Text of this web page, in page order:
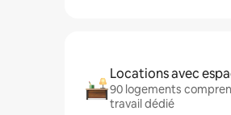
Locations avec
90 logements
travail dédié